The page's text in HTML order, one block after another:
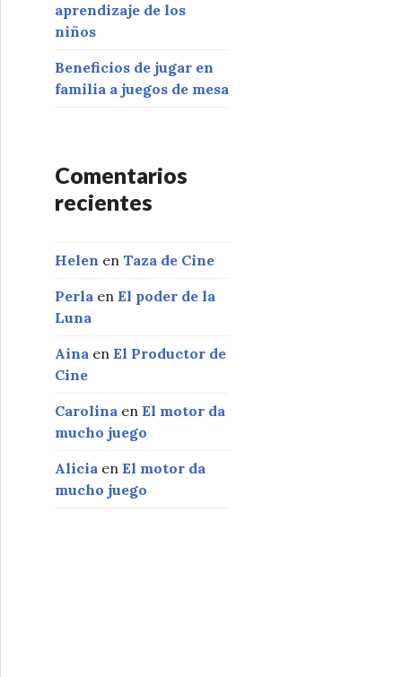
aprendizaje de los
niños
Beneficios de jugar en
familia a juegos de mesa
Comentarios
recientes
Helen en Taza de Cine
Perla en El poder de la
Luna
Aina en El Productor de
Cine
Carolina en El motor da
mucho juego
Alicia en El motor da
mucho juego